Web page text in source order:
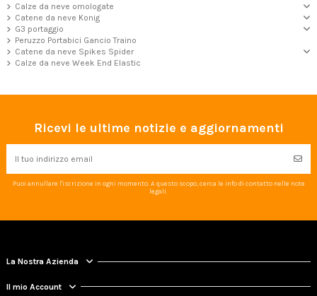
Calze da neve omologate
Catene da neve Konig
G3 portaggio
Peruzzo Portabici Gancio Traino
Catene da neve Spikes Spider
Calze da neve Week End Elastic
Ricevi le ultime notizie e aggiornamenti
Puoi annullare l'iscrizione in ogni momento. A questo scopo, cerca le info di contatto nelle note
legali.
La Nostra Azienda
Il mio Account